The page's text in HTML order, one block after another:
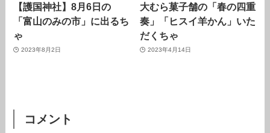
【護国神社】8月6日の
「富山のみの市」に出るち
ゃ
2023年8月2日
大むら菓子舗の「春の四重
奏」「ヒスイ羊かん」いた
だくちゃ
2023年4月14日
コメント